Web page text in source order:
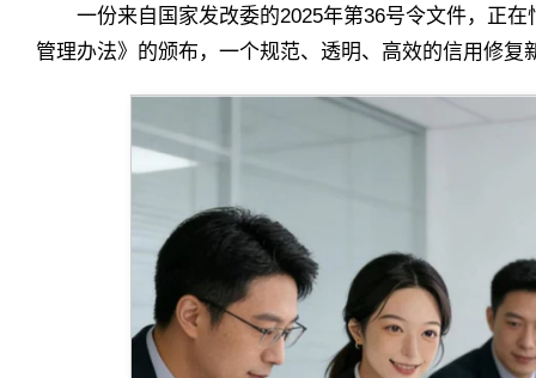
一份来自国家发改委的2025年第36号令文件，正
管理办法》的颁布，一个规范、透明、高效的信用修复